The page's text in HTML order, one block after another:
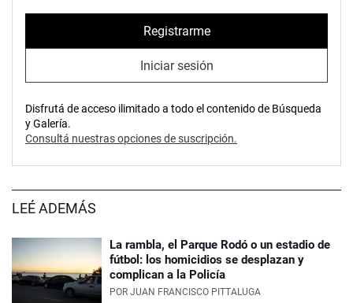
Registrarme
Iniciar sesión
Disfrutá de acceso ilimitado a todo el contenido de Búsqueda
y Galería.
Consultá nuestras opciones de suscripción.
LEÉ ADEMÁS
La rambla, el Parque Rodó o un estadio de
fútbol: los homicidios se desplazan y
complican a la Policía
POR JUAN FRANCISCO PITTALUGA